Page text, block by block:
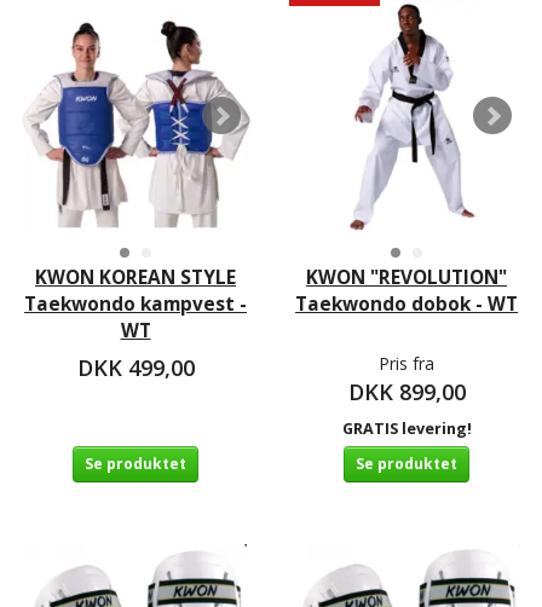
KWON KOREAN STYLE
Taekwondo kampvest -
WT
DKK 499,00
Se produktet
KWON "REVOLUTION"
Taekwondo dobok - WT
Pris fra
DKK 899,00
GRATIS levering!
Se produktet